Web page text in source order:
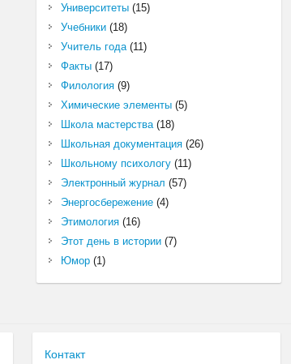
Университеты(15)
Учебники(18)
Учитель года(11)
Факты(17)
Филология(9)
Химические элементы(5)
Школа мастерства(18)
Школьная документация(26)
Школьному психологу(11)
Электронный журнал (57)
Энергосбережение(4)
Этимология(16)
Этот день в истории(7)
Юмор(1)
Контакт